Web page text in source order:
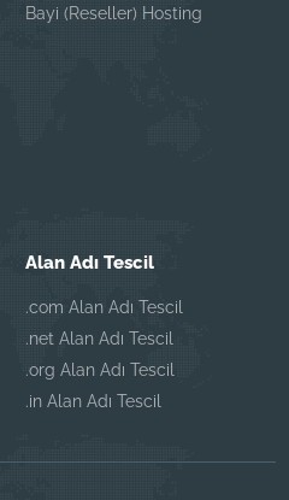
Bayi (Reseller) Hosting
Alan Adı Tescil
.com Alan Adı Tescil
.net Alan Adı Tescil
.org Alan Adı Tescil
.in Alan Adı Tescil